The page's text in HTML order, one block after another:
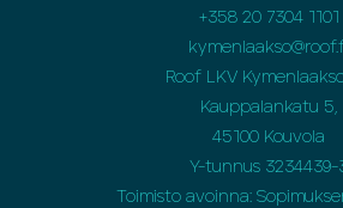
+358 20 7304 1101
Roof LKV
Kauppalankatu 5,
45100 Kouvola
Y-tunnus 3234439-
Toimisto avoinna: